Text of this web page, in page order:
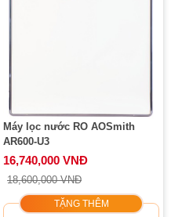
Máy lọc nước RO AOSmith
AR600-U3
16,740,000 VNĐ
18,600,000 VNĐ
TẶNG THÊM